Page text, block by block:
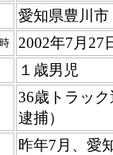
愛知県豊川
2002年7月
１歳男児
36歳トラッ
逮捕）
昨年7月、愛